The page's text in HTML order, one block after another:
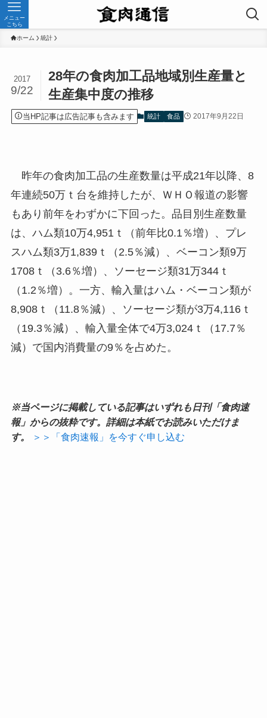
メニュー
こちら
ホーム 統計
28年の食肉加工品地域別生産量と
生産集中度の推移
2017
9/22
当HP記事は広告記事も含みます 統計 食品 2017年9月22日
昨年の食肉加工品の生産数量は平成21年以降、8
年連続50万ｔ台を維持したが、ＷＨＯ報道の影響
もあり前年をわずかに下回った。品目別生産数量
は、ハム類10万4,951ｔ（前年比0.1％増）、プレ
スハム類3万1,839ｔ（2.5％減）、ベーコン類9万
1708ｔ（3.6％増）、ソーセージ類31万344ｔ
（1.2％増）。一方、輸入量はハム・ベーコン類が
8,908ｔ（11.8％減）、ソーセージ類が3万4,116ｔ
（19.3％減）、輸入量全体で4万3,024ｔ（17.7％
減）で国内消費量の9％を占めた。
※当ページに掲載している記事はいずれも日刊「食肉速
報」からの抜粋です。詳細は本紙でお読みいただけま
す。
＞＞「食肉速報」を今すぐ申し込む